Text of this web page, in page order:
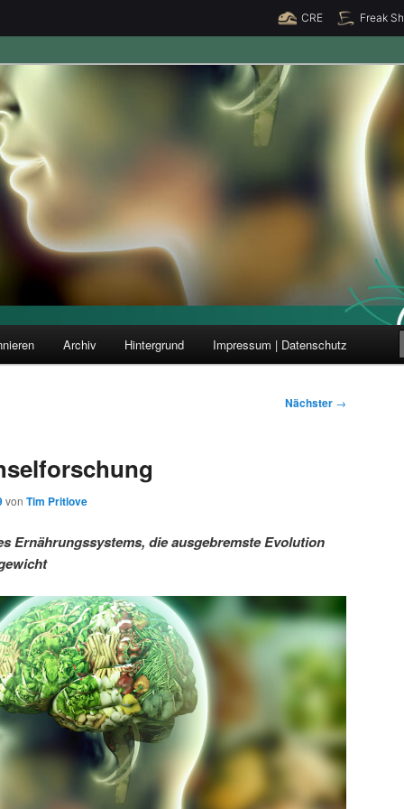
CRE Freak
und Forschung
Archiv Hintergrund Impressum | Datenschutz
Nächster →
von Tim Pritlove
Ernährungssystems, die ausgebremste Evolution